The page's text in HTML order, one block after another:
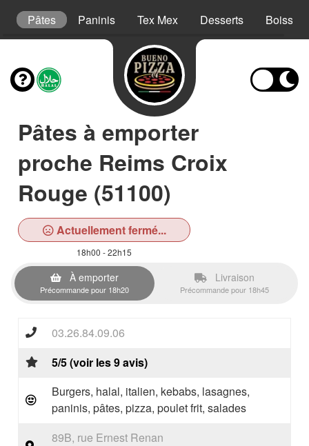
Pâtes Paninis Tex Mex Desserts
Pâtes à emporter
proche Reims Croix
Rouge (51100)
Actuellement fermé...
18h00 - 22h15
À emporter
Précommande pour 18h20
Livraison
Précommande pour 18h45
03.26.84.09.06
5/5 (voir les 9 avis)
Burgers, halal, italien, kebabs, lasagnes,
paninis, pâtes, pizza, poulet frit, salades
89B, rue Ernest Renan